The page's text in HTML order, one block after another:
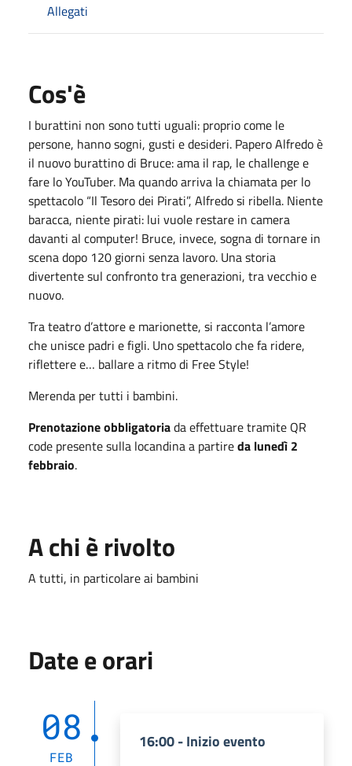
Allegati
Cos'è
I burattini non sono tutti uguali: proprio come le
persone, hanno sogni, gusti e desideri. Papero Alfredo è
il nuovo burattino di Bruce: ama il rap, le challenge e
fare lo YouTuber. Ma quando arriva la chiamata per lo
spettacolo “Il Tesoro dei Pirati”, Alfredo si ribella. Niente
baracca, niente pirati: lui vuole restare in camera
davanti al computer! Bruce, invece, sogna di tornare in
scena dopo 120 giorni senza lavoro. Una storia
divertente sul confronto tra generazioni, tra vecchio e
nuovo.
Tra teatro d’attore e marionette, si racconta l’amore
che unisce padri e figli. Uno spettacolo che fa ridere,
riflettere e… ballare a ritmo di Free Style!
Merenda per tutti i bambini.
Prenotazione obbligatoriada effettuare tramite QR
code presente sulla locandina a partireda lunedì 2
febbraio.
A chi è rivolto
A tutti, in particolare ai bambini
Date e orari
08
FEB
16:00 - Inizio evento